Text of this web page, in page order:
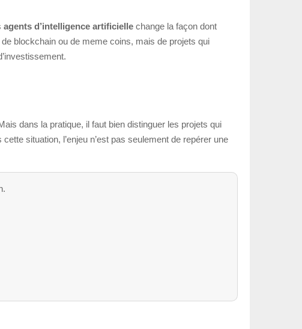
agents d’intelligence artificielle change la façon dont
blockchain ou de meme coins, mais de projets qui
dans la pratique, il faut bien distinguer les projets qui
situation, l’enjeu n’est pas seulement de repérer une